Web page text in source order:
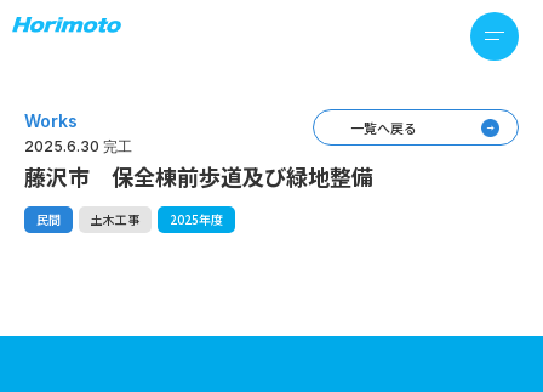
Works
2025.6.30 完工
藤沢市 保全棟前歩道及び緑地整備
民間 土木工事 2025年度
一覧へ戻る